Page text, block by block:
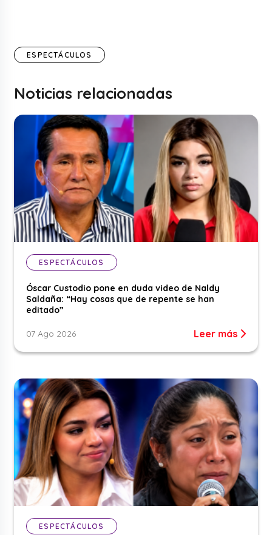
ESPECTÁCULOS
Noticias relacionadas
ESPECTÁCULOS
Óscar Custodio pone en duda video de Naldy
Saldaña: “Hay cosas que de repente se han
editado”
07 Ago 2026 Leer más
ESPECTÁCULOS